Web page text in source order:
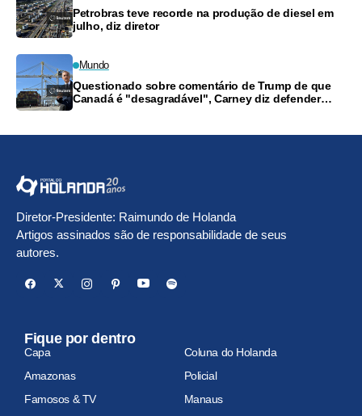
Petrobras teve recorde na produção de diesel em
julho, diz diretor
Mundo
Questionado sobre comentário de Trump de que
Canadá é "desagradável", Carney diz defender
Diretor-Presidente: Raimundo de Holanda
Artigos assinados são de responsabilidade de seus
autores.
Fique por dentro
Capa
Coluna do Holanda
Amazonas
Policial
Famosos & TV
Manaus